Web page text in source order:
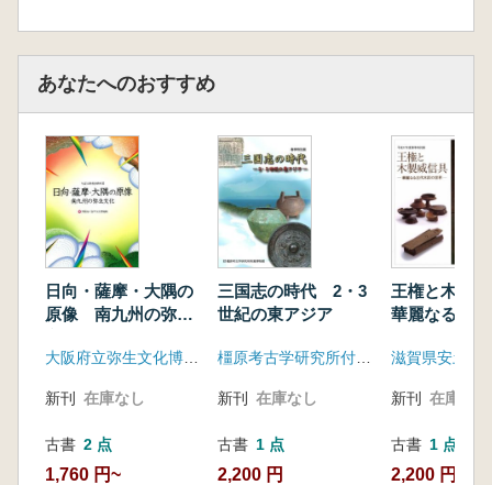
あなたへのおすすめ
日向・薩摩・大隅の
原像 南九州の弥生
新刊 在庫なし
古書 2 点
1,760 円~
三国志の時代 2・3
世紀の東アジア
新刊 在庫なし
古書 1 点
2,200 円
王権と木製
華麗なる古
新刊 在庫なし
古書 1 点
2,200 円